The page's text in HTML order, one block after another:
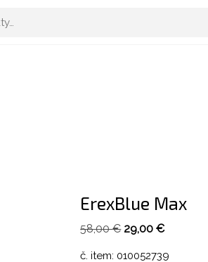
ErexBlue Max
58,00€ Pôvodná
29,00€Aktuálna
č. item: 010052739